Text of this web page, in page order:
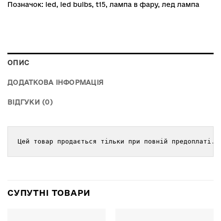
Позначок: led, led bulbs, t15, лампа в фару, лед лампа
ОПИС
ДОДАТКОВА ІНФОРМАЦІЯ
ВІДГУКИ (0)
Цей товар продається тільки при повній предоплаті.
СУПУТНІ ТОВАРИ